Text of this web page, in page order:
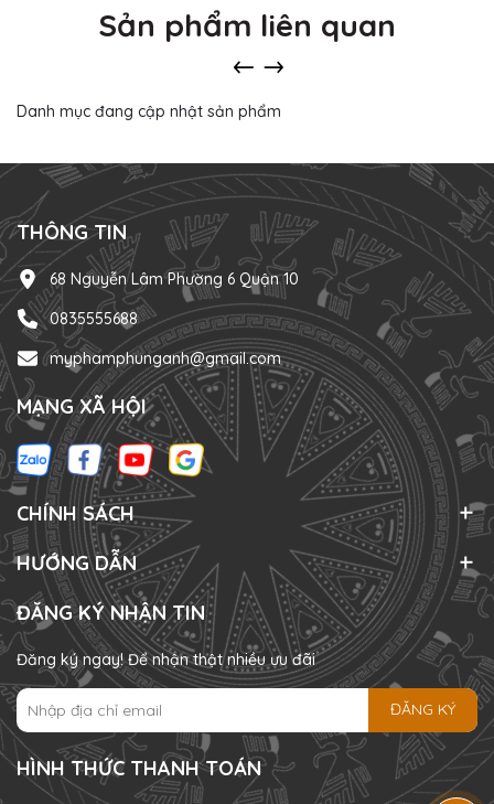
Sản phẩm liên quan
Danh mục đang cập nhật sản phẩm
THÔNG TIN
68 Nguyễn Lâm Phường 6 Quận 10
0835555688
myphamphunganh@gmail.com
MẠNG XÃ HỘI
CHÍNH SÁCH
HƯỚNG DẪN
ĐĂNG KÝ NHẬN TIN
Đăng ký ngay! Để nhận thật nhiều ưu đãi
ĐĂNG KÝ
HÌNH THỨC THANH TOÁN